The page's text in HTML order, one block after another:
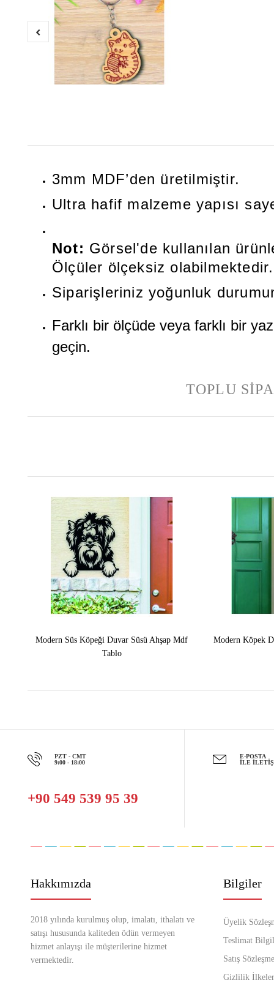
3mm MDF’den üretilmiştir.
Ultra hafif malzeme yapısı
Not: Görsel'de kullanılan
Ölçüler ölçeksiz olabilmektedir.
Siparişleriniz yoğunluk
Farklı bir ölçüde veya farklı bir
geçin.
TOPLU
Modern Süs Köpeği Duvar Süsü Ahşap Mdf
Tablo
Modern Köpek
PZT - CMT
9:00 - 18:00
+90 549 539 95 39
E-POSTA
İLE
Hakkımızda
2018 yılında kurulmuş olup, imalatı, ithalatı ve
satışı hususunda kaliteden ödün vermeyen
hizmet anlayışı ile müşterilerine hizmet
vermektedir.
Bilgiler
Üyelik
Teslimat
Satış
Gizlilik